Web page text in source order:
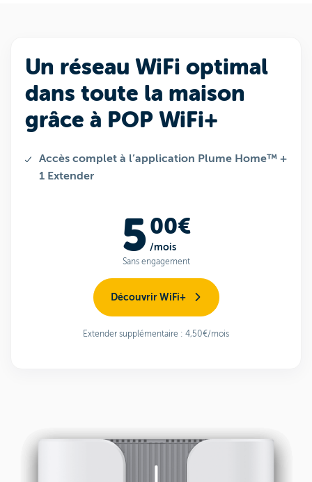
Un réseau WiFi optimal
dans toute la maison
grâce à POP WiFi+
Accès complet à l’application Plume Home™ +
1 Extender
500€
/mois
Sans engagement
Découvrir WiFi+
Extender supplémentaire : 4,50€/mois